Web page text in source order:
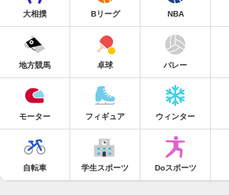
大相撲 Bリーグ NBA
地方競馬 卓球 バレー
モーター フィギュア ウィンター
自転車 学生スポーツ Doスポーツ